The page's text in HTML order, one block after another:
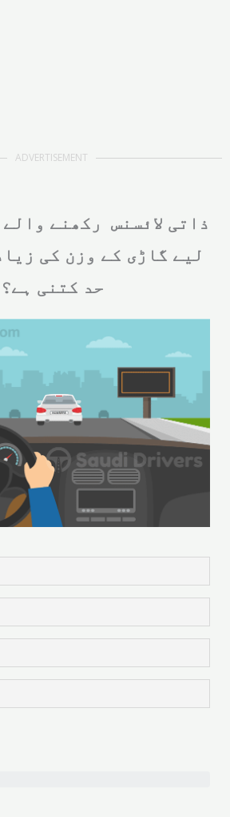
ADVERTISEMENT
ذاتی لائسنس رکھنے
لیے گاڑی کے وزن کی
حد کتنی ہے؟